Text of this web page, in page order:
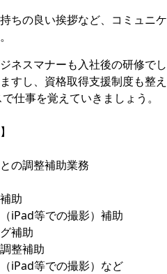
ちの良い挨拶など、コミュニ
ネスマナーも入社後の研修で
すし、資格取得支援制度も整
仕事を覚えていきましょう。
の調整補助業務
助
iPad等での撮影）補助
補助
整補助
iPad等での撮影）など